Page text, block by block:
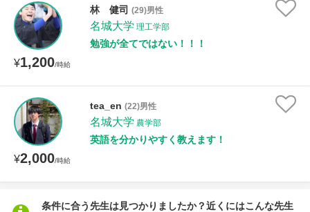
¥1,200/時給
林 健司 (29)男性
名城大学 理工学部
勉強が全てではない！！！
¥2,000/時給
tea_en (22)男性
名城大学 農学部
英語を分かりやすく教えます！
条件に合う先生は見つかりましたか？近くにはこんな先生
性別